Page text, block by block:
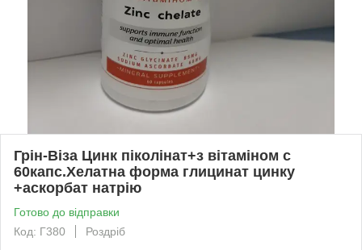
Грін-Віза Цинк піколінат+з вітаміном с
60капс.Хелатна форма глицинат цинку
+аскорбат натрію
Готово до відправки
Код: Г380
Роздріб